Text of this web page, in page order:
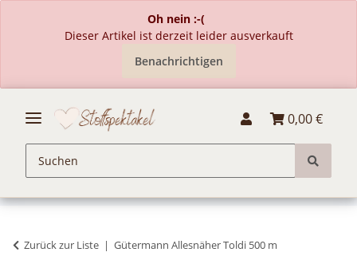
Oh nein :-(
Dieser Artikel ist derzeit leider ausverkauft
Benachrichtigen
0,00 €
Zurück zur Liste Gütermann Allesnäher Toldi 500 m